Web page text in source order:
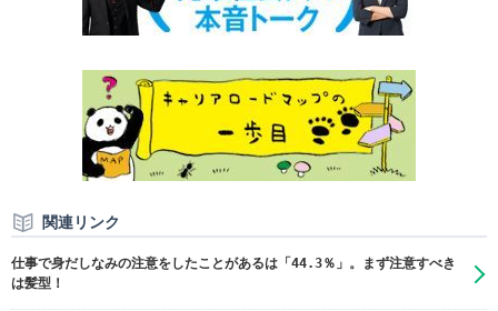
関連リンク
仕事で身だしなみの注意をしたことがあるは「44.3％」。まず注意すべき
は髪型！